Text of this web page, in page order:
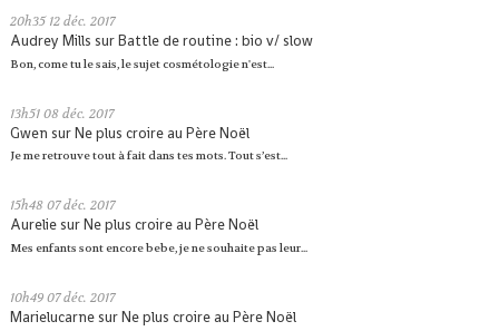
20h35 12 déc. 2017
Audrey Mills surBattle de routine : bio v/ slow
Bon, come tu le sais, le sujet cosmétologie n'est...
13h51 08 déc. 2017
Gwen surNe plus croire au Père Noël
Je me retrouve tout à fait dans tes mots. Tout s’est...
15h48 07 déc. 2017
AureliesurNe plus croire au Père Noël
Mes enfants sont encore bebe, je ne souhaite pas leur...
10h49 07 déc. 2017
MarielucarnesurNe plus croire au Père Noël